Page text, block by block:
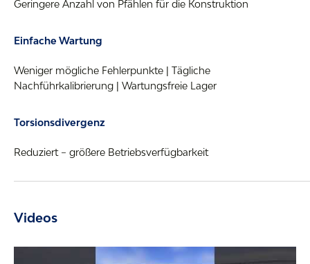
Geringere Anzahl von Pfählen für die Konstruktion
Einfache Wartung
Weniger mögliche Fehlerpunkte | Tägliche
Nachführkalibrierung | Wartungsfreie Lager
Torsionsdivergenz
Reduziert – größere Betriebsverfügbarkeit
Videos